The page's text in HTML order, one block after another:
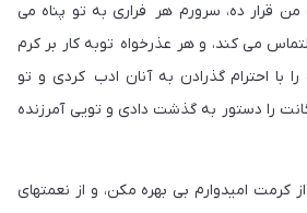
قرار ده، سرورم هر فرارى به تو پناه می
مى كند، و هر عذرخواه توبه كار بر كرم
با احترام گذرادن به آنان ادب كردى و تو
را دستور به گذشت دادی و تويى آمرزنده
كرمت اميدوارم بى بهره مكن، و از نعمتهاى